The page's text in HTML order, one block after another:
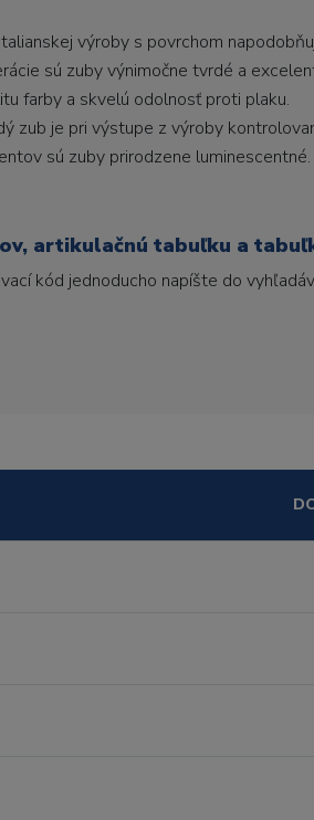
výroby s povrchom
sú zuby výnimočne tvrdé a
farby a skvelú odolnosť proti plaku.
zub je pri výstupe z výroby
sú zuby prirodzene luminescentné.
artikulačnú tabuľku a
kód jednoducho napíšte do